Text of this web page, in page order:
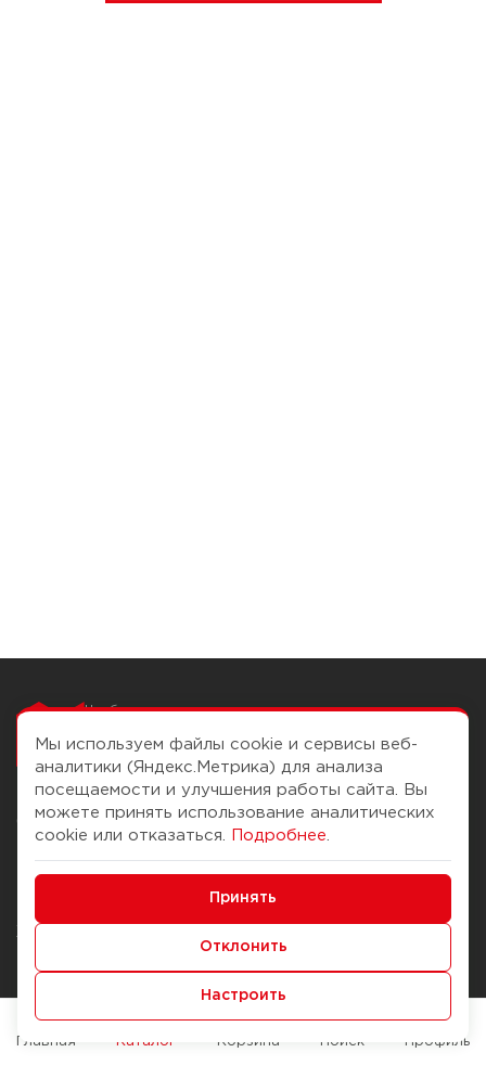
Чтобы вам легко
О компании
История Компании
Журнал
Наши марки
Брендирование
Помощь
Доставка и оплата
Способы оплаты
Служба контроля качества
Мы используем файлы cookie и сервисы веб-
аналитики (Яндекс.Метрика) для анализа
посещаемости и улучшения работы сайта. Вы
можете принять использование аналитических
cookie или отказаться.
Подробнее
Принять
Отклонить
Настроить
Главная Каталог Корзина Поиск Профиль